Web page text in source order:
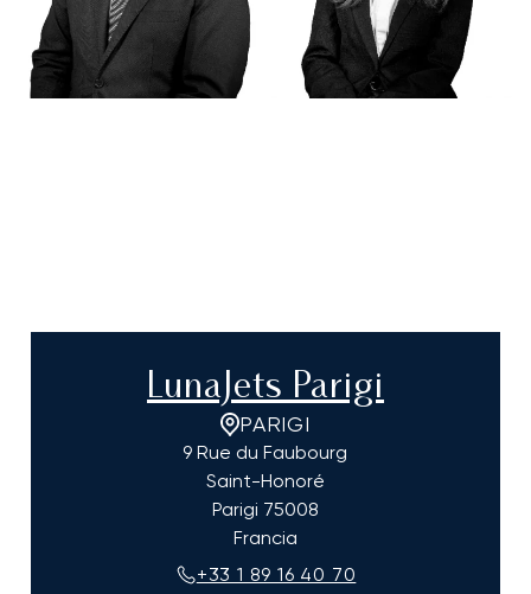
LunaJets Parigi
PARIGI
9 Rue du Faubourg
Saint-Honoré
Parigi 75008
Francia
+33 1 89 16 40 70